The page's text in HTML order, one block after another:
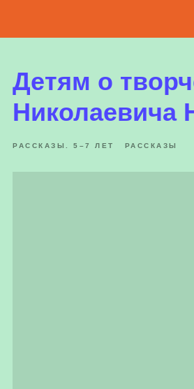
Детям о
Николаевича
РАССКАЗЫ. 5–7 ЛЕТ РАССКАЗЫ